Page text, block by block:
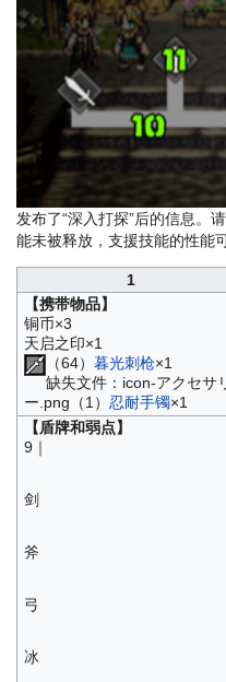
发布了“深入打探”后的信息。
能未被释放，支援技能的性能
1
【携带物品】
铜币×3
天启之印×1
（64） 暮光刺枪×1
缺失文件：icon-アクセサ
ー.png（1） 忍耐手镯×1
【盾牌和弱点】
9｜
剑
斧
弓
冰